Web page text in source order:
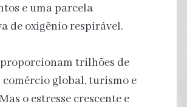
e uma parcela
de oxigênio respirável.
trilhões de
comércio global, turismo e
o estresse crescente e